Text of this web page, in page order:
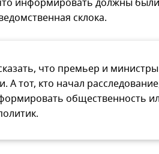
информировать должны
склока.
что премьер и
тот, кто начал
общественность